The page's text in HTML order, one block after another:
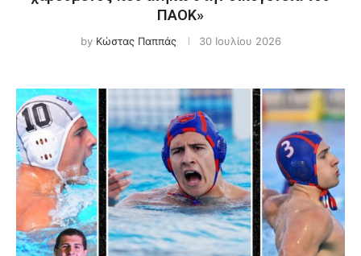
ΠΑΟΚ»
by Κώστας Παππάς 30 Ιουλίου 2026